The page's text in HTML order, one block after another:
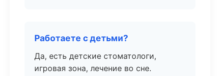
Работаете с детьми?
Да, есть детские стоматологи,
игровая зона, лечение во сне.